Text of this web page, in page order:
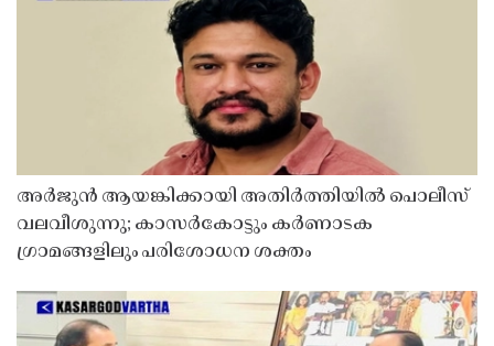
അർജുൻ ആയങ്കിക്കായി അതിർത്തിയിൽ പൊലീസ്
വലവീശുന്നു; കാസർകോട്ടും കർണാടക
ഗ്രാമങ്ങളിലും പരിശോധന ശക്തം